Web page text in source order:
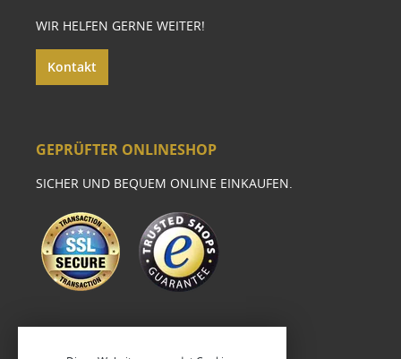
WIR HELFEN GERNE WEITER!
Kontakt
GEPRÜFTER ONLINESHOP
SICHER UND BEQUEM ONLINE EINKAUFEN.